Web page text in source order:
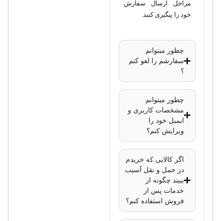
حداکثر مسافت
بالاتر
تعویض:
Hot
Swappable
پروتکل‌های
پشتیبانی‌شده:
IEEE 802.3
ابعاد:
ابعاد
استاندارد
مراحل ارسال سفارش
خود را پیگیری کنید.
چطور میتوانم
سفارشم را لغو کنم
؟
چطور میتوانم
مشخصات کاربری و
ایمیل خود را
ویرایش کنم؟
اگر کالایی که خریدم
در حمل و نقل آسیب
ببیند چگونه از
خدمات پس از
فروش استفاده کنم؟